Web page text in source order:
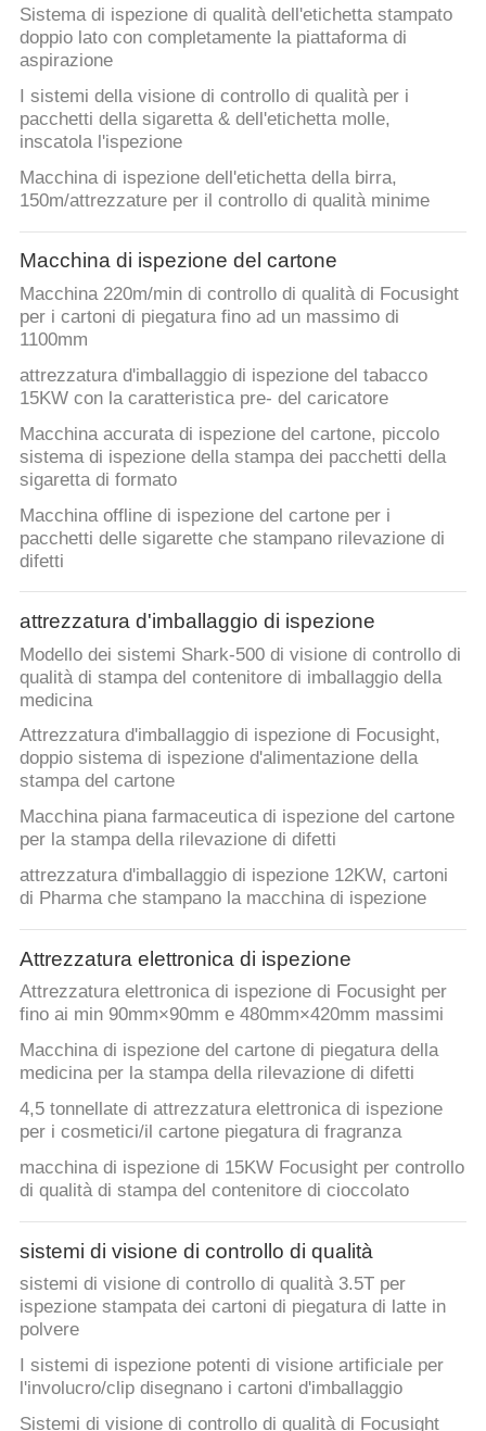
PRIVACY
POLICY
Sistema di ispezione di qualità dell'etichetta stampato
doppio lato con completamente la piattaforma di
aspirazione
I sistemi della visione di controllo di qualità per i
pacchetti della sigaretta & dell'etichetta molle,
inscatola l'ispezione
Macchina di ispezione dell'etichetta della birra,
150m/attrezzature per il controllo di qualità minime
Macchina di ispezione del cartone
Macchina 220m/min di controllo di qualità di Focusight
per i cartoni di piegatura fino ad un massimo di
1100mm
attrezzatura d'imballaggio di ispezione del tabacco
15KW con la caratteristica pre- del caricatore
Macchina accurata di ispezione del cartone, piccolo
sistema di ispezione della stampa dei pacchetti della
sigaretta di formato
Macchina offline di ispezione del cartone per i
pacchetti delle sigarette che stampano rilevazione di
difetti
attrezzatura d'imballaggio di ispezione
Modello dei sistemi Shark-500 di visione di controllo di
qualità di stampa del contenitore di imballaggio della
medicina
Attrezzatura d'imballaggio di ispezione di Focusight,
doppio sistema di ispezione d'alimentazione della
stampa del cartone
Macchina piana farmaceutica di ispezione del cartone
per la stampa della rilevazione di difetti
attrezzatura d'imballaggio di ispezione 12KW, cartoni
di Pharma che stampano la macchina di ispezione
Attrezzatura elettronica di ispezione
Attrezzatura elettronica di ispezione di Focusight per
fino ai min 90mm×90mm e 480mm×420mm massimi
Macchina di ispezione del cartone di piegatura della
medicina per la stampa della rilevazione di difetti
4,5 tonnellate di attrezzatura elettronica di ispezione
per i cosmetici/il cartone piegatura di fragranza
macchina di ispezione di 15KW Focusight per controllo
di qualità di stampa del contenitore di cioccolato
sistemi di visione di controllo di qualità
sistemi di visione di controllo di qualità 3.5T per
ispezione stampata dei cartoni di piegatura di latte in
polvere
I sistemi di ispezione potenti di visione artificiale per
l'involucro/clip disegnano i cartoni d'imballaggio
Sistemi di visione di controllo di qualità di Focusight